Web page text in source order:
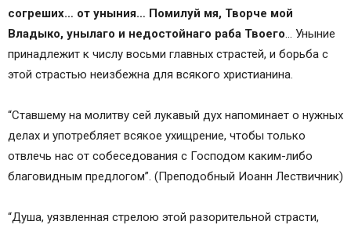
согреших… от уныния… Помилуй мя, Творче мой
Владыко, унылаго и недостойнаго раба Твоего… Уныние
принадлежит к числу восьми главных страстей, и борьба с
этой страстью неизбежна для всякого христианина.
“Ставшему на молитву сей лукавый дух напоминает о нужных
делах и употребляет всякое ухищрение, чтобы только
отвлечь нас от собеседования с Господом каким-либо
благовидным предлогом”. (Преподобный Иоанн Лествичник)
“Душа, уязвленная стрелою этой разорительной страсти,